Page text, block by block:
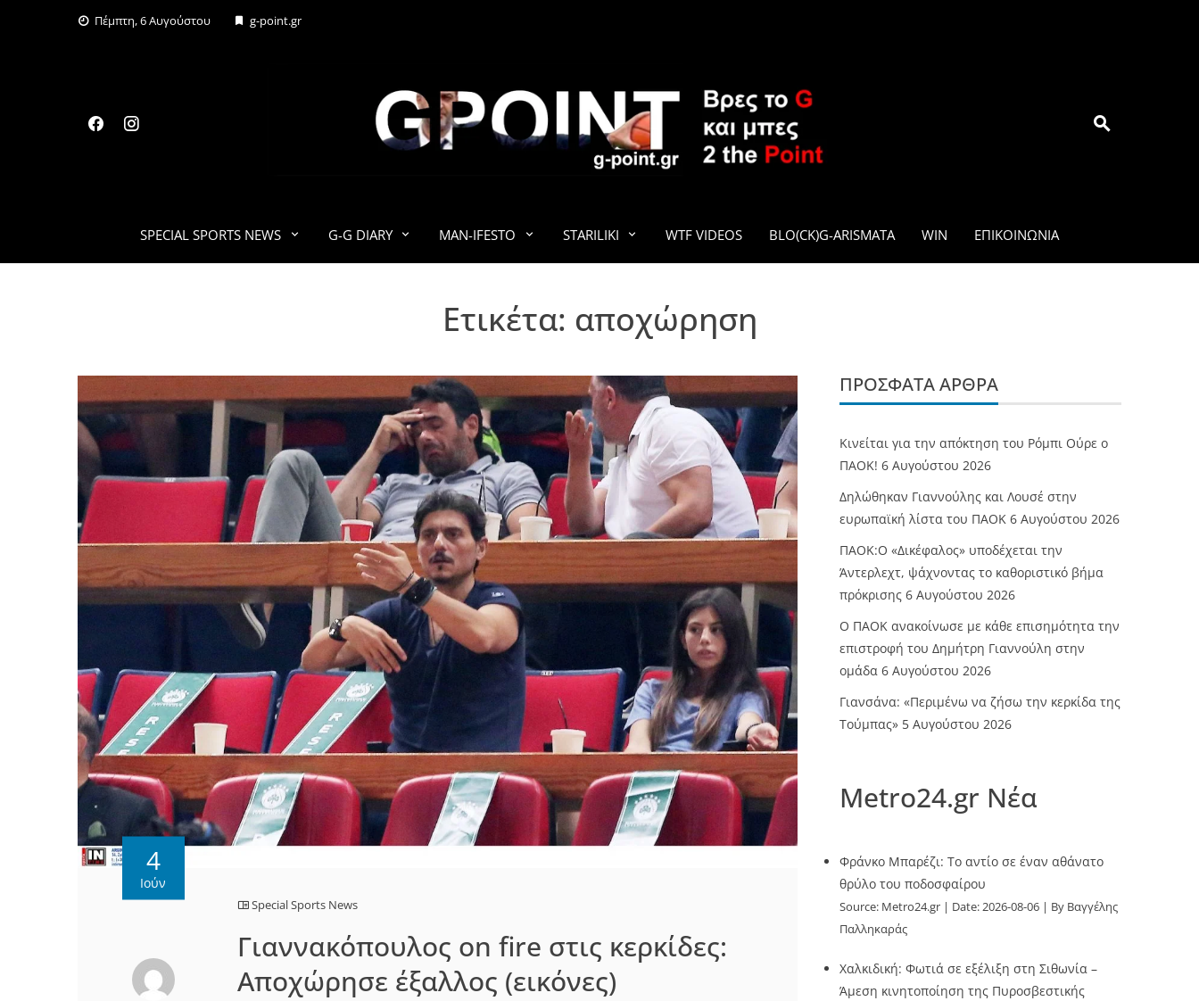
Πέμπτη, 6 Αυγούστου g-point.gr
G-POINT.GR
SPECIAL SPORTS NEWS G-G DIARY MAN-IFESTO STARILIKI WTF VIDEOS BLO(CK)G-ARISMATA WIN ΕΠΙΚΟΙΝΩΝΊΑ
Ετικέτα: αποχώρηση
4
Ιούν
Special Sports News
Γιαννακόπουλος on fire στις κερκίδες:
Αποχώρησε έξαλλος (εικόνες)
ΠΡΌΣΦΑΤΑ ΆΡΘΡΑ
Κινείται για την απόκτηση του Ρόμπι Ούρε ο
ΠΑΟΚ! 6 Αυγούστου 2026
Δηλώθηκαν Γιαννούλης και Λουσέ στην
ευρωπαϊκή λίστα του ΠΑΟΚ 6 Αυγούστου 2026
ΠΑΟΚ:Ο «Δικέφαλος» υποδέχεται την
Άντερλεχτ, ψάχνοντας το καθοριστικό βήμα
πρόκρισης 6 Αυγούστου 2026
Ο ΠΑΟΚ ανακοίνωσε με κάθε επισημότητα την
επιστροφή του Δημήτρη Γιαννούλη στην
ομάδα 6 Αυγούστου 2026
Γιανσάνα: «Περιμένω να ζήσω την κερκίδα της
Τούμπας» 5 Αυγούστου 2026
Metro24.gr Νέα
Φράνκο Μπαρέζι: Το αντίο σε έναν αθάνατο
θρύλο του ποδοσφαίρου
Source: Metro24.gr Date: 2026-08-06
By Βαγγέλης
Παλληκαράς
Χαλκιδική: Φωτιά σε εξέλιξη στη Σιθωνία –
Άμεση κινητοποίηση της Πυροσβεστικής